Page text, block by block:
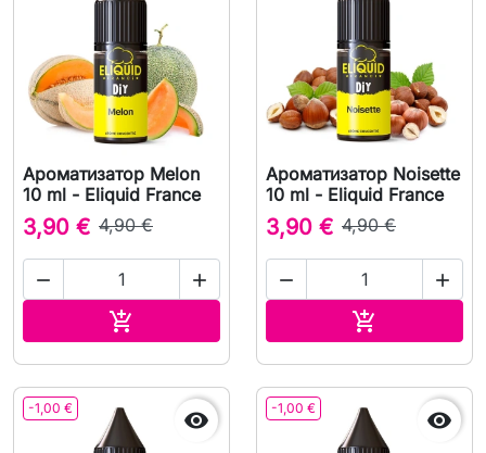
Ароматизатор Melon
10 ml - Eliquid France
3,90 € 4,90 €
 

Ароматизатор Noisette
10 ml - Eliquid France
3,90 € 4,90 €
 

-1,00 €  -1,00 € 